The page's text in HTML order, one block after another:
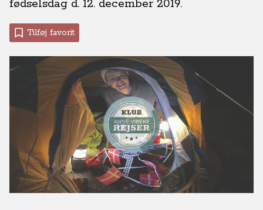
fødselsdag d. 12. december 2019.
Tilføj favorit